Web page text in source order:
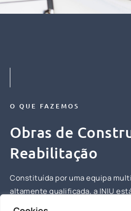
O QUE FAZEMOS
Obras de
Reabilitação
Constituída por uma equipa
altamente qualificada, a INIU